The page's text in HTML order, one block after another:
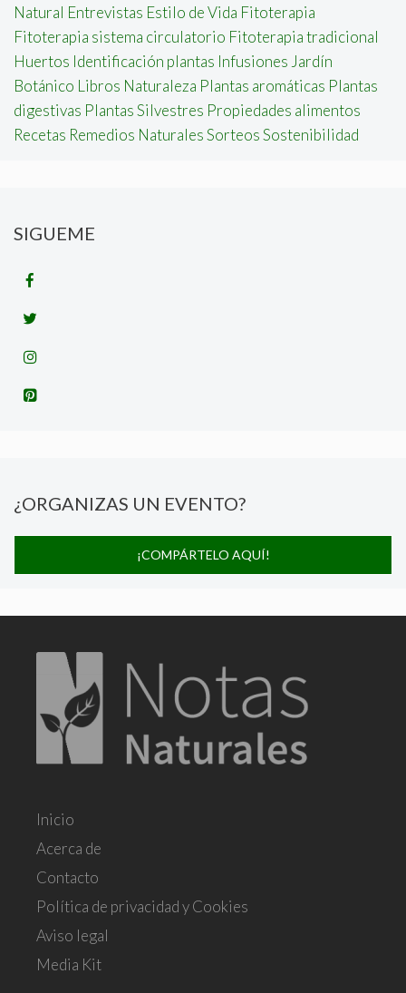
Natural Entrevistas Estilo de Vida Fitoterapia
Fitoterapia sistema circulatorio Fitoterapia tradicional
Huertos Identificación plantas Infusiones Jardín
Botánico Libros Naturaleza Plantas aromáticas Plantas
digestivas Plantas Silvestres Propiedades alimentos
Recetas Remedios NaturalesSorteosSostenibilidad
SIGUEME
¿ORGANIZAS UN EVENTO?
¡COMPÁRTELO AQUÍ!
Inicio
Acerca de
Contacto
Política de privacidad y Cookies
Aviso legal
Media Kit